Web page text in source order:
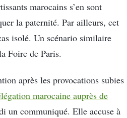
marocains s’en sont
la paternité. Par ailleurs, cet
isolé. Un scénario similaire
Foire de Paris.
après les provocations subies
marocaine auprès de
un communiqué. Elle accuse à